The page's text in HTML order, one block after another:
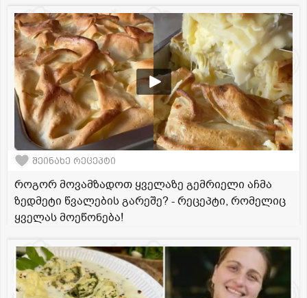
შეინახე რეცეპტი
როგორ მოვამზადოთ ყველაზე გემრიელი აჩმა
ზედმეტი წვალების გარეშე? - რეცეპტი, რომელიც
ყველას მოეწონება!